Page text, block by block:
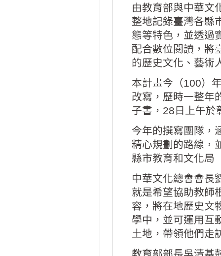
由教育部與中華文
整地記錄臺灣各縣
態等特色，並透過
配合數位閱讀，將
的歷史文化、藝術
本計畫今（100）
改寫，歷時一整年
子書，28日上午於
今年的撰寫團隊，
精心規劃的路線，
縣市教育和文化局
中華文化總會會長
就是希望協助教師
容，將在地歷史文
學中，並可運用互
土地，帶領他們走